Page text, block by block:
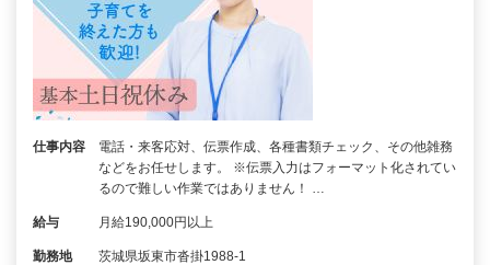
仕事内容
電話・来客応対、伝票作成、各種書類チェック、その他雑務
などをお任せします。 ※伝票入力はフォーマット化されてい
るので難しい作業ではありません！ …
給与 月給190,000円以上
勤務地 茨城県坂東市沓掛1988-1